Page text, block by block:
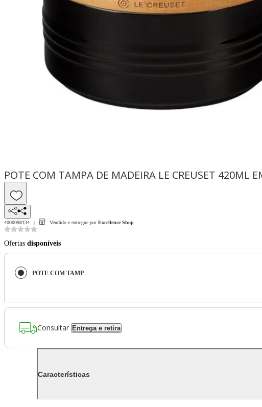
POTE COM TAMPA DE MADEIRA LE CREUSET 420ML
4000098134 Vendido e entregue por Excellence Shop
Ofertas disponíveis
POTE COM TAMPA DE MADEIRA LE CREUSET 420ML EM CERÂMICA BLACK ONYX 91044402140000
Consultar Entrega e retira
Características